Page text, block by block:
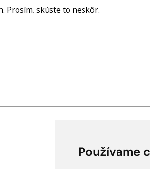
Používame
Prosím, skúste to neskôr.